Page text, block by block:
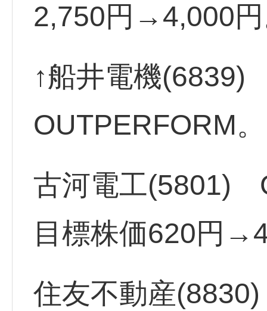
2,750円→4,000
↑船井電機
OUTPERFORM
古河電工(5801)
目標株価620円
住友不動産